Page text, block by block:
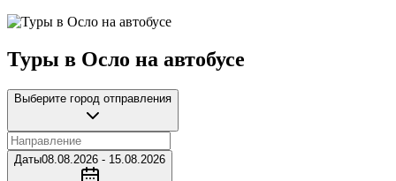
Туры в Осло на автобусе
Выберите город отправления
Даты08.08.2026 - 15.08.2026